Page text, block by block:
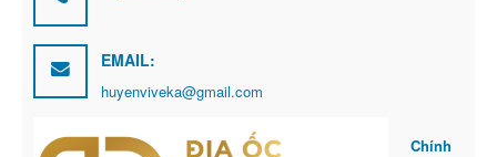
EMAIL:
huyenviveka@gmail.com
Chính